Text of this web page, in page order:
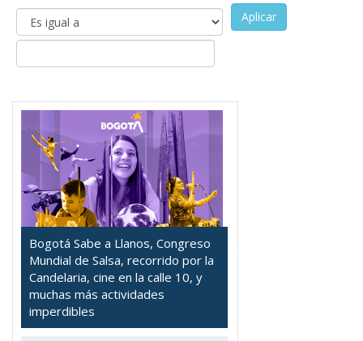
Aplicar
Bogotá Sabe a Llanos, Congreso
Mundial de Salsa, recorrido por la
Candelaria, cine en la calle 10, y
muchas más actividades
imperdibles